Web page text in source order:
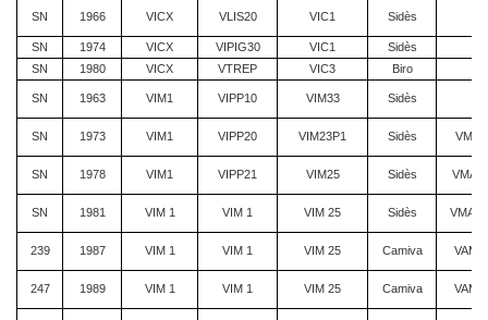
SN 1966 VICX VLIS20 VIC1 Sidès
SN 1974 VICX VIPIG30 VIC1
Sidès
SN
1980 VICX VTREP VIC3 Biro
SN 1963 VIM1 VIPP10 VIM33 Sidès
SN 1973 VIM1 VIPP20 VIM23P1 Sidès
SN 1978 VIM1 VIPP21 VIM25 Sidès
SN 1981 VIM 1 VIM 1 VIM 25 Sidès VMA
239 1987 VIM 1 VIM 1 VIM 25 Camiva VAM
247 1989 VIM 1 VIM 1 VIM 25 Camiva VAM